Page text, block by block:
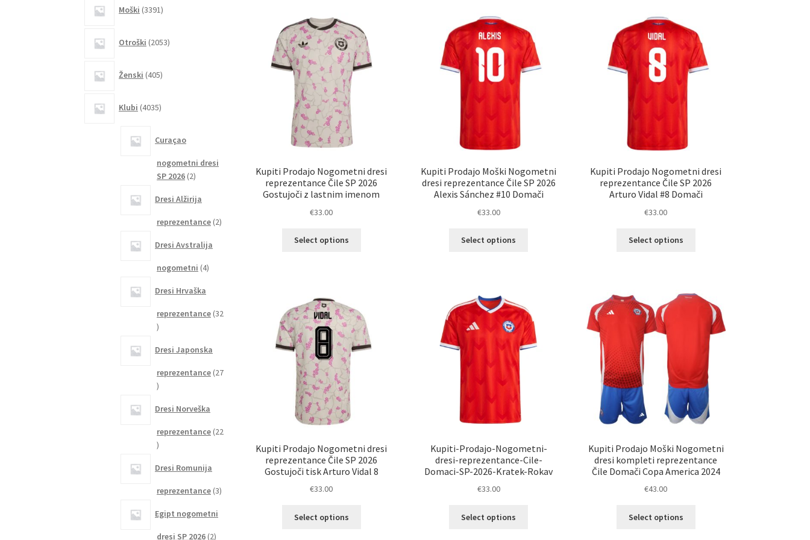
Kupiti Prodajo Nogometni dresi
reprezentance Čile SP 2026
Gostujoči z lastnim imenom
€33.00
Select options
lahko
izberete
na
strani
Kupiti Prodajo Moški Nogometni
dresi reprezentance Čile SP 2026
Alexis Sánchez #10 Domači
€33.00
Select options
lahko
izberete
na
Kupiti Prodajo Nogometni dresi
reprezentance Čile SP 2026
Arturo Vidal #8 Domači
€33.00
Select options
Možnosti
lahko
izberete
strani
izdelka
Kupiti Prodajo Nogometni dresi
reprezentance Čile SP 2026
Gostujoči tisk Arturo Vidal 8
€33.00
Select options
Kupiti-Prodajo-Nogometni-
dresi-reprezentance-Cile-
Domaci-SP-2026-Kratek-Rokav
€33.00
Select options
Kupiti Prodajo Moški Nogometni
dresi kompleti reprezentance
Čile Domači Copa America 2024
€43.00
Select options
Moški 3391izdelkov
Otroški 2053izdelkov
Ženski 405izdelkov
Klubi 4035izdelkov
Curaçao
nogometni dresi
SP 2026 22
Dresi Alžirija
reprezentance 22
Dresi Avstralija
nogometni 44
Dresi Hrvaška
reprezentance 32
32
Dresi Japonska
reprezentance 27
27
Dresi Norveška
reprezentance 22
22
Dresi Romunija
reprezentance 33
Egipt nogometni
dresi SP 2026 22